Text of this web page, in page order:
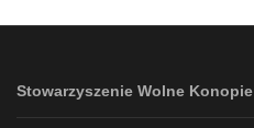
Stowarzyszenie Wolne Konopie